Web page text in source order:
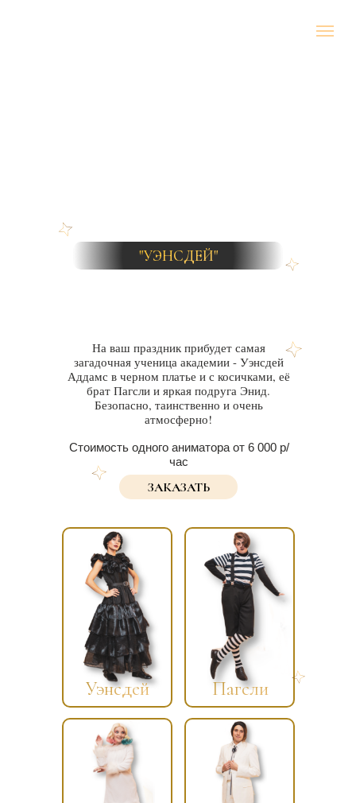
"УЭНСДЕЙ"
Пагсли
Стоимость одного аниматора от 6 000 р/
час
На ваш праздник прибудет самая
загадочная ученица академии - Уэнсдей
Аддамс в черном платье и с косичками, её
брат Пагсли и яркая подруга Энид.
Безопасно, таинственно и очень
атмосферно!
ЗАКАЗАТЬ
Уэнсдей